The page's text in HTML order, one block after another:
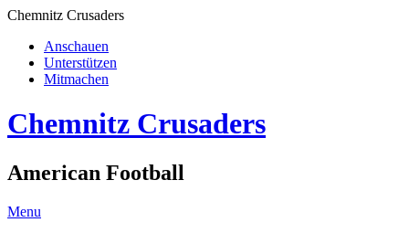
Chemnitz Crusaders
Anschauen
Unterstützen
Mitmachen
Chemnitz Crusaders
American Football
Menu